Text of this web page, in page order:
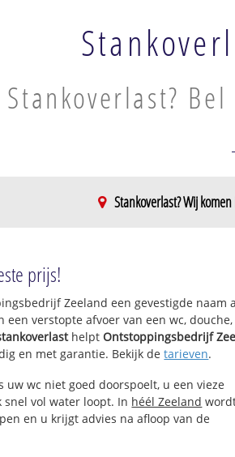
Stankoverlast?
Stankoverlast? Wij
prijs!
Zeeland een gevestigde naam
een verstopte afvoer van een wc, douche,
helptOntstoppingsbedrijf
en met garantie. Bekijk detarieven.
uw wc niet goed doorspoelt, u een vieze
vol water loopt. In héél Zeeland
en u krijgt advies na afloop van de